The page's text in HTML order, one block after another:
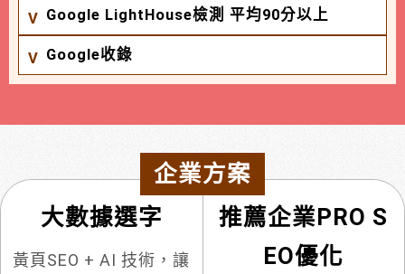
Google LightHouse檢測 平均90分以上
Google收錄
企業方案
大數據選字
黃頁SEO + AI 技術，讓
推薦企業PRO S
EO優化